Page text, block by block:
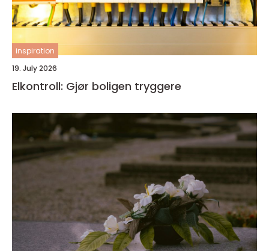
inspiration
19. July 2026
Elkontroll: Gjør boligen tryggere